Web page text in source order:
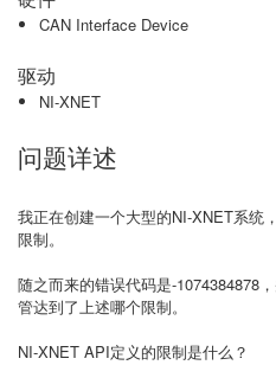
CAN Interface Device
驱动
NI-XNET
问题详述
我正在创建一个大型的NI-XNET系统
限制。
随之而来的错误代码是-1074384878
管达到了上述哪个限制。
NI-XNET API定义的限制是什么？